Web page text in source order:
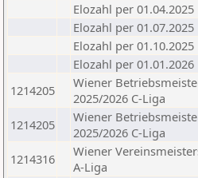
Elozahl per 01.04.2025
Elozahl per 01.07.2025
Elozahl per 01.10.2025
Elozahl per 01.01.2026
1214205
Wiener
2025/2026 C-Liga
1214205
Wiener
2025/2026 C-Liga
1214316
Wiener
A-Liga